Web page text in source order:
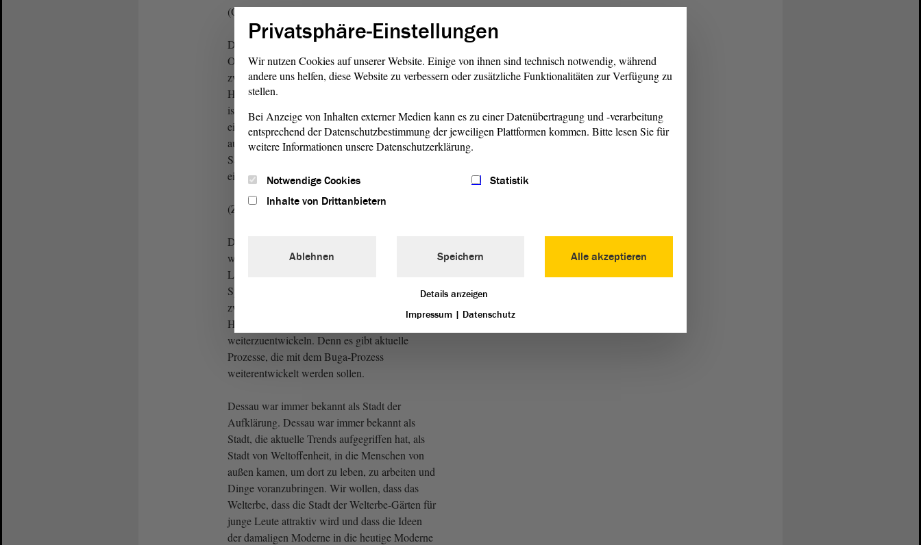
(Oliver Kirchner, AfD: So ist es!)
Denn seien wir einmal ehrlich: Das dritte
Oberzentrum fällt doch manchmal ein bisschen
zwischen Halle und Magdeburg hinten herunter.
Halle bekommt jetzt das Zukunftszentrum. Das
ist gut und richtig. Dafür haben wir uns
eingesetzt. Magdeburg bekommt Intel. Das ist
auch gut und richtig. Dafür sind noch ein paar
Sachen zu klären. Wir haben uns dafür
eingesetzt.
(Zuruf von Alexander Räuscher, CDU)
Die Stadt Dessau soll jetzt dabei unterstützt
werden, dass sie sich als Familien- und
Lebensort etablieren will und dass sie ihre
Spezifik als Stadt- und Gartenreich ausnutzt, um
zwischen Wittenberg, Magdeburg, Leipzig und
Halle ein klares eigenes Profil
weiterzuentwickeln. Denn es gibt aktuelle
Prozesse, die mit dem Buga-Prozess
weiterentwickelt werden sollen.
Dessau war immer bekannt als Stadt der
Aufklärung. Dessau war immer bekannt als
Stadt, die aktuelle Trends aufgegriffen hat, als
Stadt von Weltoffenheit, in die Menschen von
außen kamen, um dort zu leben, zu arbeiten und
Dinge voranzubringen. Wir wollen, dass das
Welterbe, dass die Stadt der Welterbe-Gärten für
junge Leute attraktiv wird und dass die Ideen
der damaligen Moderne in die heutige Moderne
Privatsphäre-Einstellungen
Wir nutzen Cookies auf unserer Website. Einige von ihnen sind technisch notwendig, während
andere uns helfen, diese Website zu verbessern oder zusätzliche Funktionalitäten zur Verfügung zu
stellen.
Bei Anzeige von Inhalten externer Medien kann es zu einer Datenübertragung und -verarbeitung
entsprechend der Datenschutzbestimmung der jeweiligen Plattformen kommen. Bitte lesen Sie für
weitere Informationen unsere Datenschutzerklärung.
Notwendige Cookies
Statistik
Inhalte von Drittanbietern
Alle akzeptieren
Ablehnen Speichern
Details anzeigen
Impressum | Datenschutz